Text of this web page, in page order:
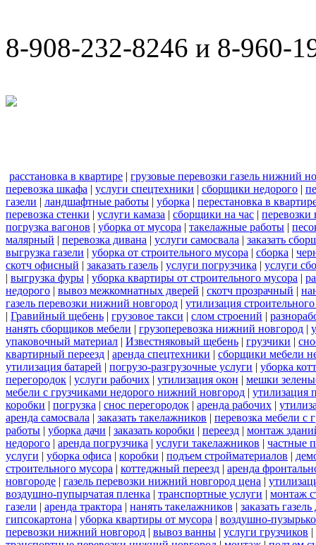
8-908-232-8246 и 8-960-
расстановка в квартире | грузовые перевозки газель нижний
перевозка шкафа | услуги спецтехники | сборщики недорого |
газели | ландшафтные работы | уборка | перестановка в
перевозка стенки | услуги камаза | сборщики на час | перевозки
погрузка вагонов | уборка от мусора | такелажные работы |
малярный | перевозка дивана | услуги самосвала | заказать
выгрузка газели | уборка от строительного мусора | сборка |
скотч офисный | заказать газель | услуги погрузчика | услуги
| выгрузка фуры | уборка квартиры от строительного мусора |
недорого | вывоз межкомнатных дверей | скотч прозрачный |
газель перевозки нижний новгород | утилизация
| Гравийный щебень | грузовое такси | слом строений |
нанять сборщиков мебели | грузоперевозка нижний новгород |
упаковочный материал | Известняковый щебень | грузчики |
квартирный переезд | аренда спецтехники | сборщики мебели
утилизация батарей | погрузо-разгрузочные услуги | уборка
перегородок | услуги рабочих | утилизация окон | мешки
мебели с грузчиками недорого нижний новгород | утилизация
коробки | погрузка | снос перегородок | аренда рабочих |
аренда самосвала | заказать такелажников | перевозка мебели с
работы | уборка дачи | заказать коробки | переезд | монтаж
недорого | аренда погрузчика | услуги такелажников | частные
услуги | уборка офиса | коробки | подъем стройматериалов |
строительного мусора | коттеджный переезд | аренда
новгороде | газель перевозки нижний новгород цена |
воздушно-пупырчатая пленка | транспортные услуги | монтаж
газели | аренда трактора | нанять такелажников | заказать
гипсокартона | уборка квартиры от мусора | воздушно-
перевозки нижний новгород | вывоз ванны | услуги грузчиков |